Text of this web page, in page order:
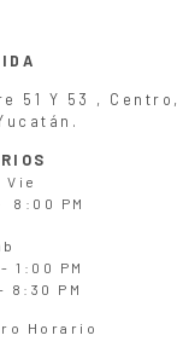
51 Y 53 , Centro,
Vie
8:00 PM
1:00 PM
8:30 PM
Horario